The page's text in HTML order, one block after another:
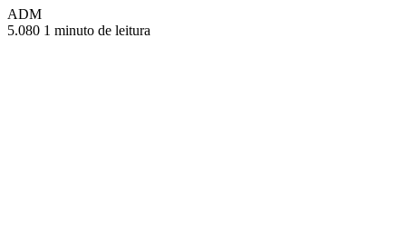
ADM
5.080 1 minuto de leitura